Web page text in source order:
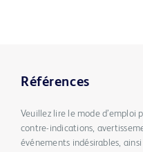
Références
Veuillez lire le mode d’emploi
contre-indications,
événements indésirables,